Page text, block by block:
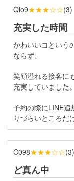
Qio9★★★☆☆(3)
充実した時間
かわいいコという
ならず、
笑顔溢れる接客に
充実していました。
予約の際にLINE追
りづらいところだ
C098★★★☆☆(3)
ど真ん中